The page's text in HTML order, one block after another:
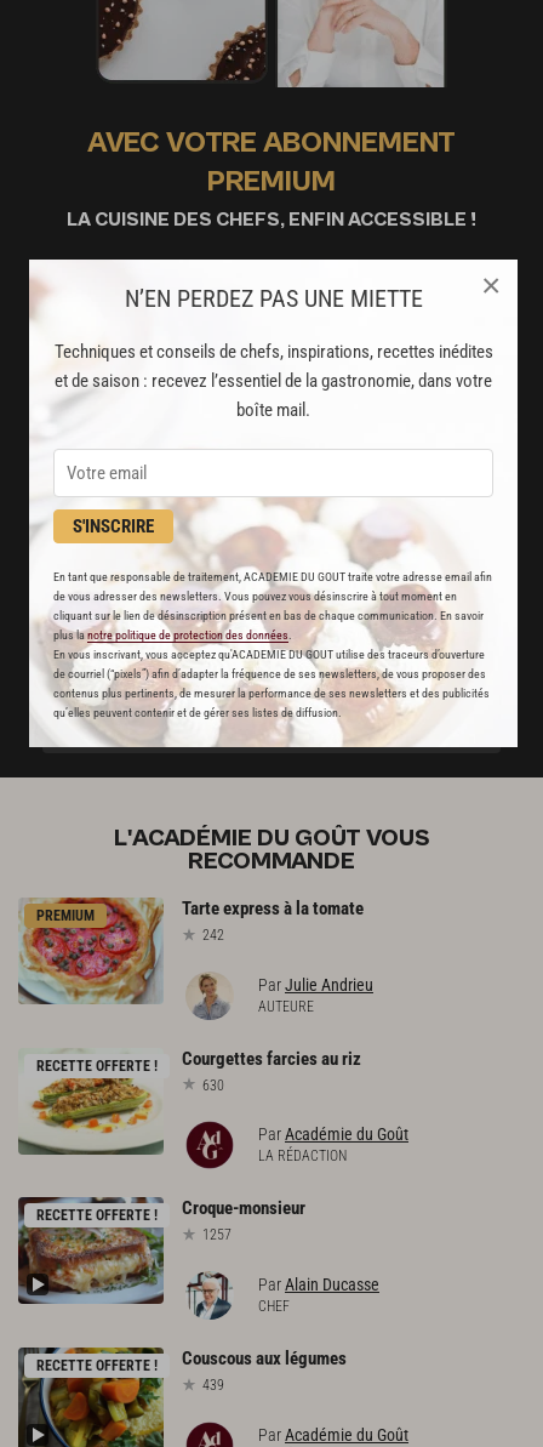
N’EN PERDEZ PAS UNE MIETTE
Techniques et conseils de chefs, inspirations, recettes inédites
et de saison : recevez l’essentiel de la gastronomie, dans votre
boîte mail.
S'INSCRIRE
En tant que responsable de traitement, ACADEMIE DU GOUT traite votre adresse email afin
de vous adresser des newsletters. Vous pouvez vous désinscrire à tout moment en
cliquant sur le lien de désinscription présent en bas de chaque communication. En savoir
plus lanotre politique de protection des données
En vous inscrivant, vous acceptez qu'ACADEMIE DU GOUT utilise des traceurs d’ouverture
de courriel (“pixels”) afin d’adapter la fréquence de ses newsletters, de vous proposer des
contenus plus pertinents, de mesurer la performance de ses newsletters et des publicités
qu’elles peuvent contenir et de gérer ses listes de diffusion.
×
AVEC VOTRE ABONNEMENT
PREMIUM
LA CUISINE DES CHEFS, ENFIN ACCESSIBLE !
8000
recettes exclusives
2000vidéos de recettes
et techniques de cuisine et pâtisserie
Des nouveautés
disponibles chaque semaine
Stop pub
un service garanti sans publicité
JE M'ABONNE
DÉJÀ ABONNÉ(E) ? JE ME CONNECTE
L'ACADÉMIE DU GOÛT VOUS
RECOMMANDE
PREMIUM Tarteexpressà latomate
242
ParJulie Andrieu
AUTEURE
RECETTE OFFERTE ! Courgettesfarciesauriz
630
ParAcadémie du Goût
LA RÉDACTION
RECETTE OFFERTE ! Croque-monsieur
1257
ParAlain Ducasse
CHEF
RECETTE OFFERTE ! Couscousaux légumes
439
ParAcadémie du Goût